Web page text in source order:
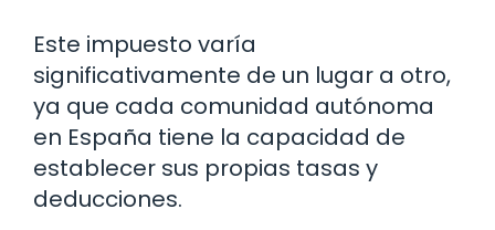
Este impuesto varía
significativamente de un lugar a otro,
ya que cada comunidad autónoma
en España tiene la capacidad de
establecer sus propias tasas y
deducciones.